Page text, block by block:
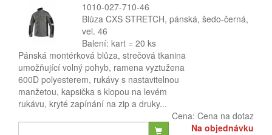
1010-027-710-46
Blůza CXS STRETCH, pánská, šedo-černá,
vel. 46
Balení: kart = 20 ks
Pánská montérková blůza, strečová tkanina
umožňující volný pohyb, ramena vyztužena
600D polyesterem, rukávy s nastavitelnou
manžetou, kapsička s klopou na levém
rukávu, kryté zapínání na zip a druky...
Cena: Cena na dotaz
Na objednávku